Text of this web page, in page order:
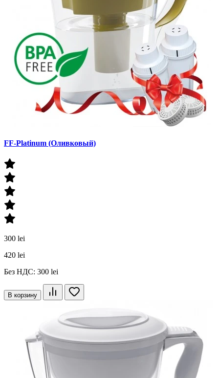
FF-Platinum (Оливковый)
300 lei
420 lei
Без НДС: 300 lei
В корзину